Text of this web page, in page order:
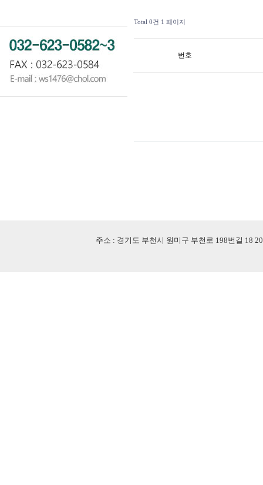
Total 0건 1 페이지
번호
주소 : 경기도 부천시 원미구 부천로 198번길